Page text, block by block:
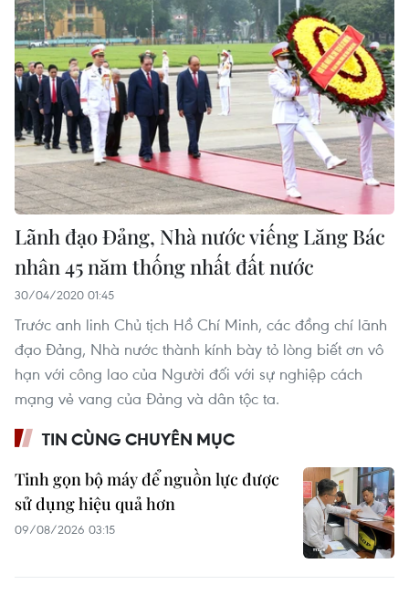
Lãnh đạo Đảng, Nhà nước viếng Lăng Bác
nhân 45 năm thống nhất đất nước
30/04/2020 01:45
Trước anh linh Chủ tịch Hồ Chí Minh, các đồng chí lãnh
đạo Đảng, Nhà nước thành kính bày tỏ lòng biết ơn vô
hạn với công lao của Người đối với sự nghiệp cách
mạng vẻ vang của Đảng và dân tộc ta.
TIN CÙNG CHUYÊN MỤC
Tinh gọn bộ máy để nguồn lực được
sử dụng hiệu quả hơn
09/08/2026 03:15